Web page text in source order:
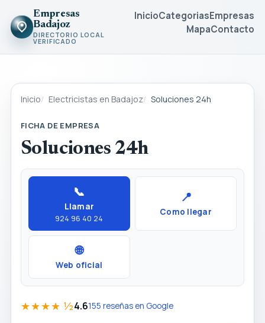
Empresas
Badajoz
DIRECTORIO LOCAL
VERIFICADO
InicioCategoriasEmpresas
MapaContacto
Inicio Electricistas en Badajoz Soluciones 24h
FICHA DE EMPRESA
Soluciones 24h
📞
Llamar
924 96 40 24
📍
Como llegar
🌐
Web oficial
★★★★ ½4.6155 reseñas en Google